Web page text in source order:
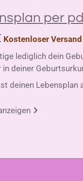
per
Kostenloser Versand
lediglich dein
in deiner
deinen